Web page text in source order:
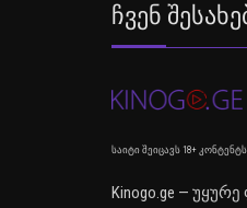
Ჩვენ
საიტი შეიცავს 18+ კონტენტს
Kinogo.ge —